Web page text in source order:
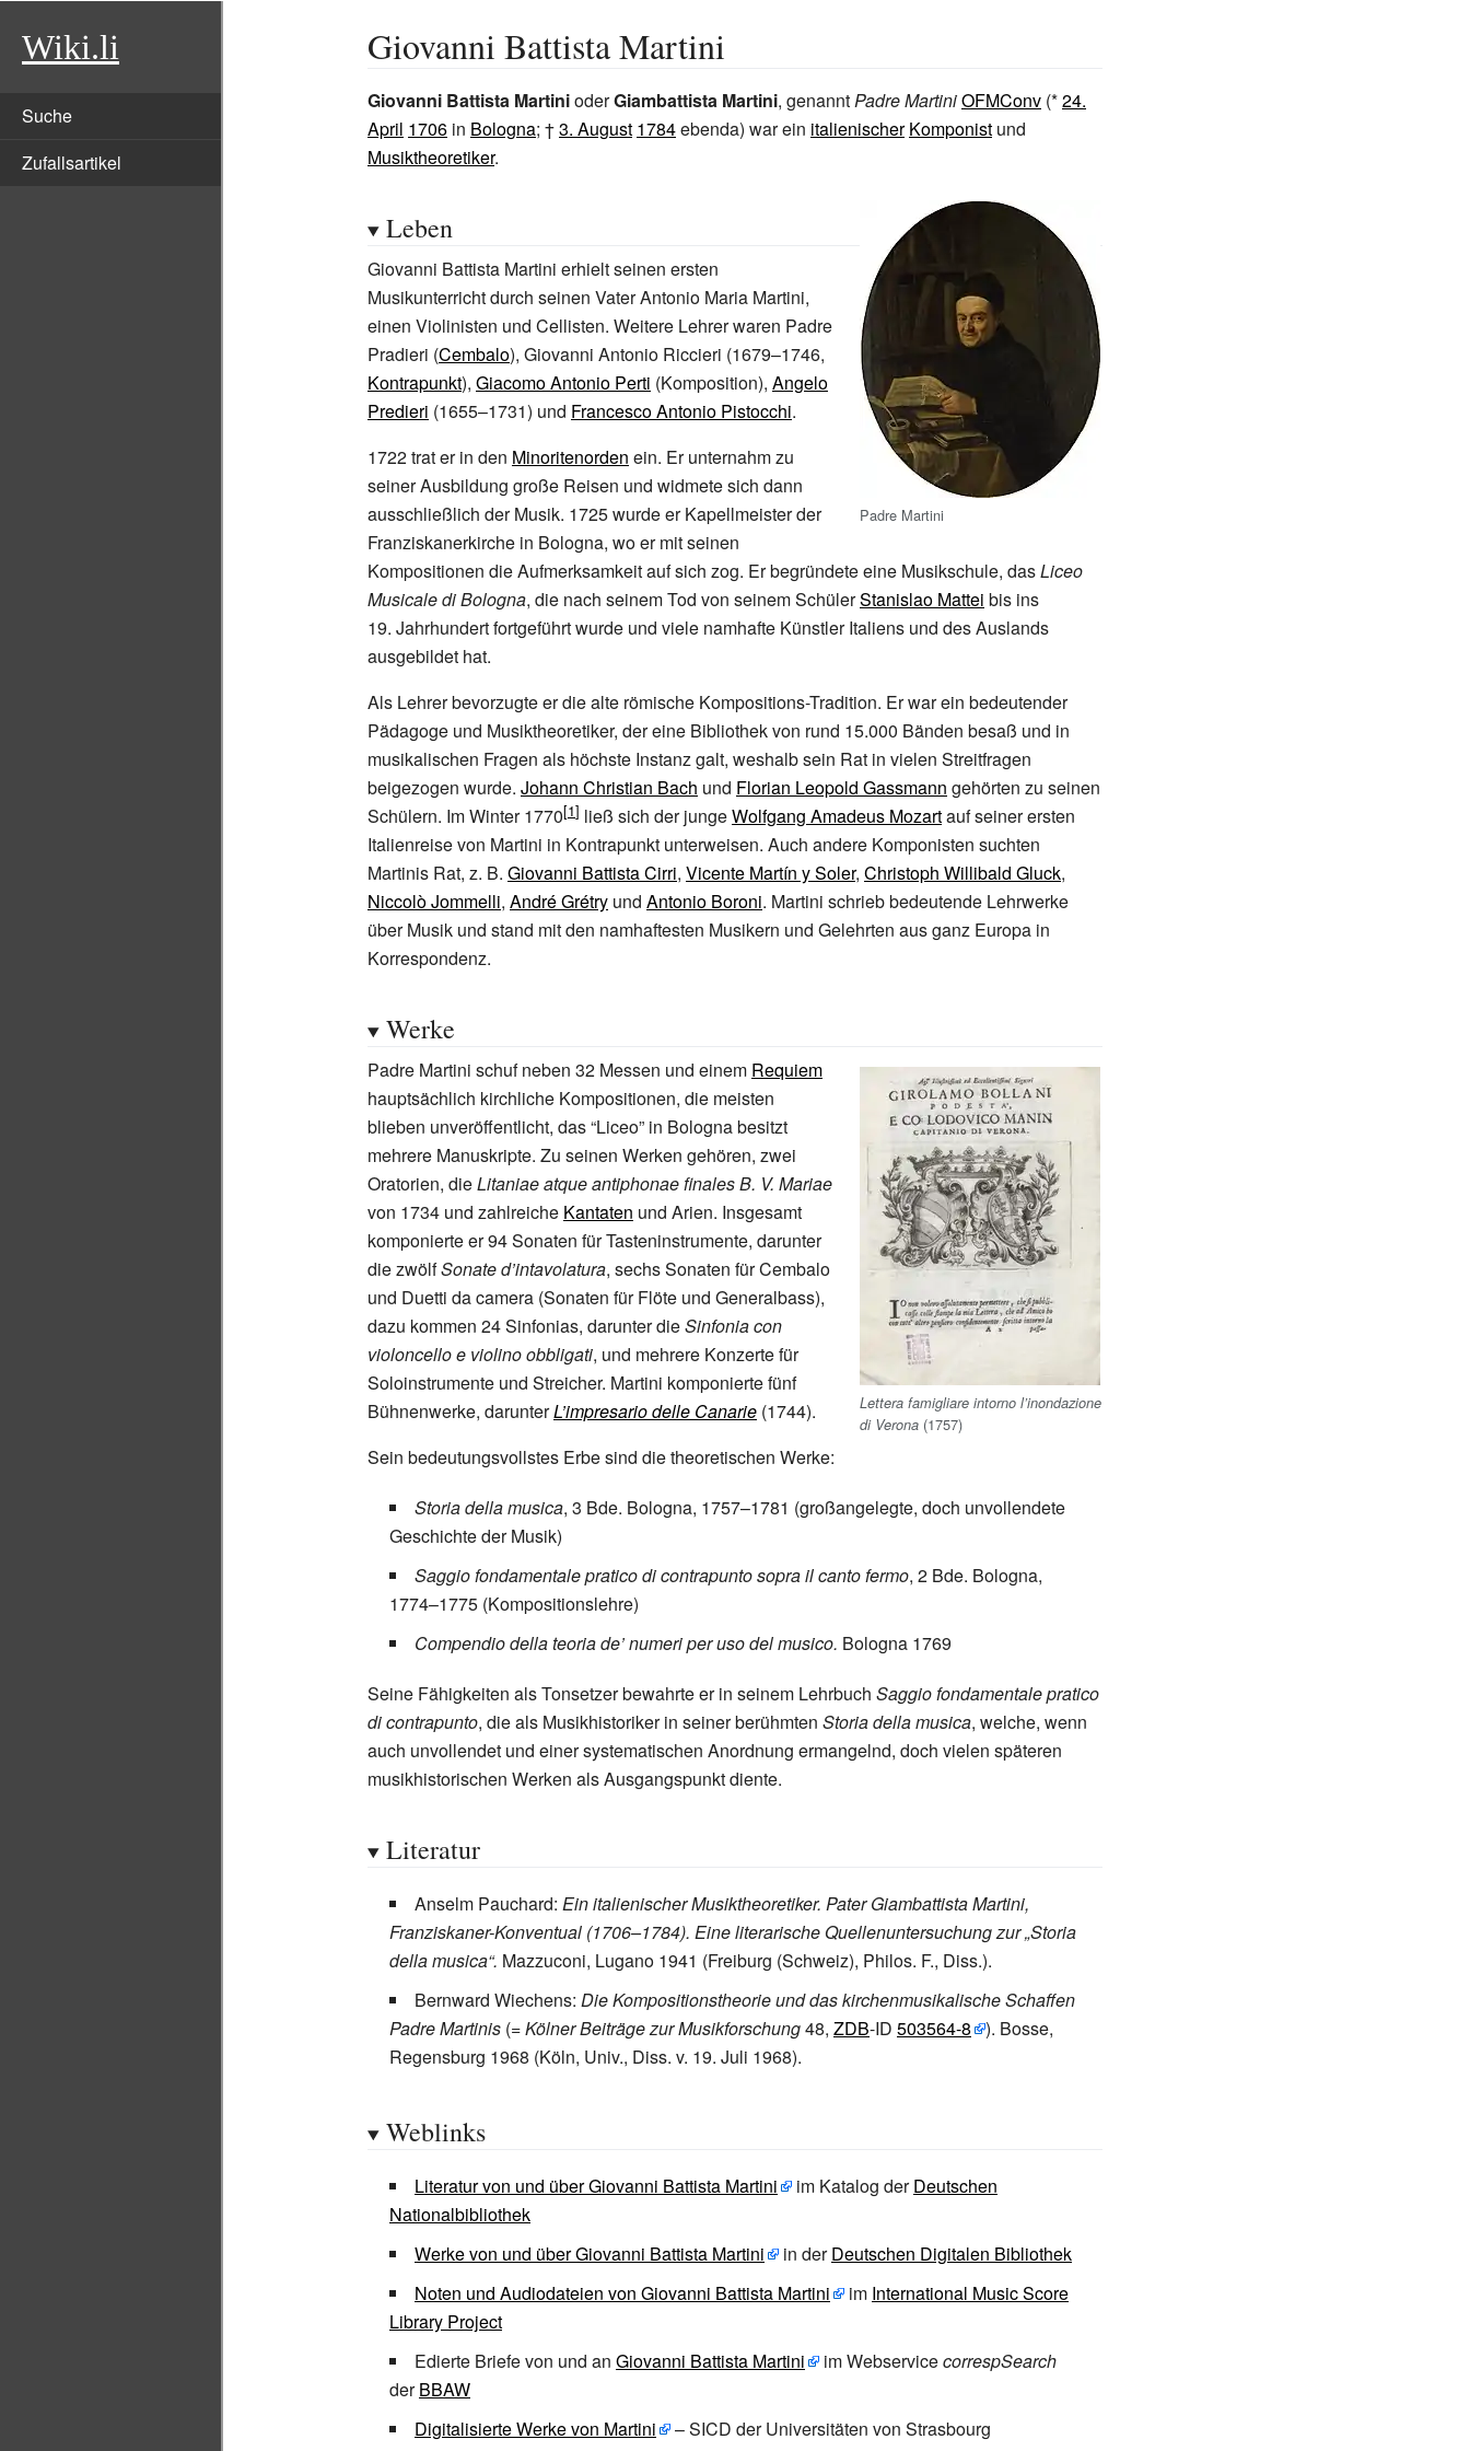
Wiki.li
Suche
Zufallsartikel
Giovanni Battista Martini
Giovanni Battista MartinioderGiambattista Martini, genanntPadre MartiniOFMConv (*24.
April 1706 in Bologna; †3. August 1784ebenda) war ein italienischer Komponist und
Musiktheoretiker.
Padre Martini
Leben
Giovanni Battista Martini erhielt seinen ersten
Musikunterricht durch seinen Vater Antonio Maria Martini,
einen Violinisten und Cellisten. Weitere Lehrer waren Padre
Pradieri (Cembalo), Giovanni Antonio Riccieri (1679–1746,
Kontrapunkt), Giacomo Antonio Perti (Komposition), Angelo
Predieri (1655–1731) und Francesco Antonio Pistocchi.
1722 trat er in den Minoritenorden ein. Er unternahm zu
seiner Ausbildung große Reisen und widmete sich dann
ausschließlich der Musik. 1725 wurde er Kapellmeister der
Franziskanerkirche in Bologna, wo er mit seinen
Kompositionen die Aufmerksamkeit auf sich zog. Er begründete eine Musikschule, dasLiceo
Musicale di Bologna, die nach seinem Tod von seinem SchülerStanislao Mattei bis ins
19. Jahrhundert fortgeführt wurde und viele namhafte Künstler Italiens und des Auslands
ausgebildet hat.
Als Lehrer bevorzugte er die alte römische Kompositions-Tradition. Er war ein bedeutender
Pädagoge und Musiktheoretiker, der eine Bibliothek von rund 15.000 Bänden besaß und in
musikalischen Fragen als höchste Instanz galt, weshalb sein Rat in vielen Streitfragen
beigezogen wurde. Johann Christian Bach und Florian Leopold Gassmann gehörten zu seinen
Schülern. Im Winter 1770
ließ sich der jungeWolfgang Amadeus Mozartauf seiner ersten
Italienreise von Martini in Kontrapunkt unterweisen. Auch andere Komponisten suchten
Martinis Rat, z. B. Giovanni Battista Cirri, Vicente Martín y Soler, Christoph Willibald Gluck,
Niccolò Jommelli, André Grétry und Antonio Boroni. Martini schrieb bedeutende Lehrwerke
über Musik und stand mit den namhaftesten Musikern und Gelehrten aus ganz Europa in
Korrespondenz.
Werke
Lettera famigliare intorno l’inondazione
di Verona (1757)
Padre Martini schuf neben 32 Messen und einem Requiem
hauptsächlich kirchliche Kompositionen, die meisten
blieben unveröffentlicht, das “Liceo” in Bologna besitzt
mehrere Manuskripte. Zu seinen Werken gehören, zwei
Oratorien, dieLitaniae atque antiphonae finales B. V. Mariae
von 1734 und zahlreiche Kantaten und Arien. Insgesamt
komponierte er 94 Sonaten für Tasteninstrumente, darunter
die zwölfSonate d’intavolatura, sechs Sonaten für Cembalo
und Duetti da camera (Sonaten für Flöte und Generalbass),
dazu kommen 24 Sinfonias, darunter dieSinfonia con
violoncello e violino obbligati, und mehrere Konzerte für
Soloinstrumente und Streicher. Martini komponierte fünf
Bühnenwerke, darunterL’impresario delle Canarie (1744).
Sein bedeutungsvollstes Erbe sind die theoretischen Werke:
Storia della musica, 3 Bde. Bologna, 1757–1781 (großangelegte, doch unvollendete
Geschichte der Musik)
Saggio fondamentale pratico di contrapunto sopra il canto fermo, 2 Bde. Bologna,
1774–1775 (Kompositionslehre)
Compendio della teoria de’ numeri per uso del musico. Bologna 1769
Seine Fähigkeiten als Tonsetzer bewahrte er in seinem Lehrbuch Saggio fondamentale pratico
di contrapunto, die als Musikhistoriker in seiner berühmten Storia della musica, welche, wenn
auch unvollendet und einer systematischen Anordnung ermangelnd, doch vielen späteren
musikhistorischen Werken als Ausgangspunkt diente.
Literatur
Anselm Pauchard: Ein italienischer Musiktheoretiker. Pater Giambattista Martini,
Franziskaner-Konventual (1706–1784). Eine literarische Quellenuntersuchung zur „Storia
della musica“. Mazzuconi, Lugano 1941 (Freiburg (Schweiz), Philos. F., Diss.).
Bernward Wiechens: Die Kompositionstheorie und das kirchenmusikalische Schaffen
Padre Martinis (=Kölner Beiträge zur Musikforschung48, ZDB-ID 503564-8
). Bosse,
Regensburg 1968 (Köln, Univ., Diss. v. 19. Juli 1968).
Weblinks
Literatur von und über Giovanni Battista Martini im Katalog derDeutschen
Nationalbibliothek
Werke von und überGiovanni Battista Martini in derDeutschen Digitalen Bibliothek
Noten und Audiodateien von Giovanni Battista Martini
im International Music Score
Library Project
Edierte Briefe von und an Giovanni Battista Martini im WebservicecorrespSearch
derBBAW
Digitalisierte Werke von Martini
– SICD der Universitäten von Strasbourg